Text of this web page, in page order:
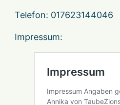
Telefon: 017623144046
Impressum: